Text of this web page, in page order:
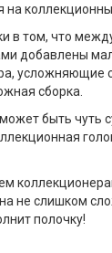
в том, что
добавлены
усложняющие
сборка.
быть чуть
не слишком
полочку!